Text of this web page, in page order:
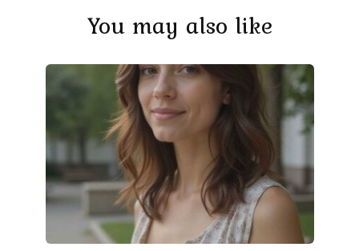
You may also like